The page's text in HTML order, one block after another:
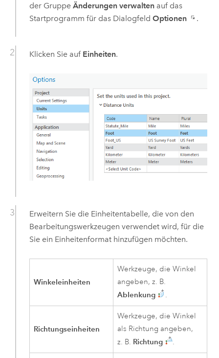
der Gruppe Änderungen verwaltenauf das
Startprogramm für das Dialogfeld Optionen .
Klicken Sie auf Einheiten.
Erweitern Sie die Einheitentabelle, die von den
Bearbeitungswerkzeugen verwendet wird, für die
Sie ein Einheitenformat hinzufügen möchten.
Winkeleinheiten
Werkzeuge, die Winkel
angeben, z. B.
Ablenkung
.
Richtungseinheiten
Werkzeuge, die Winkel
als Richtung angeben,
z. B. Richtung .